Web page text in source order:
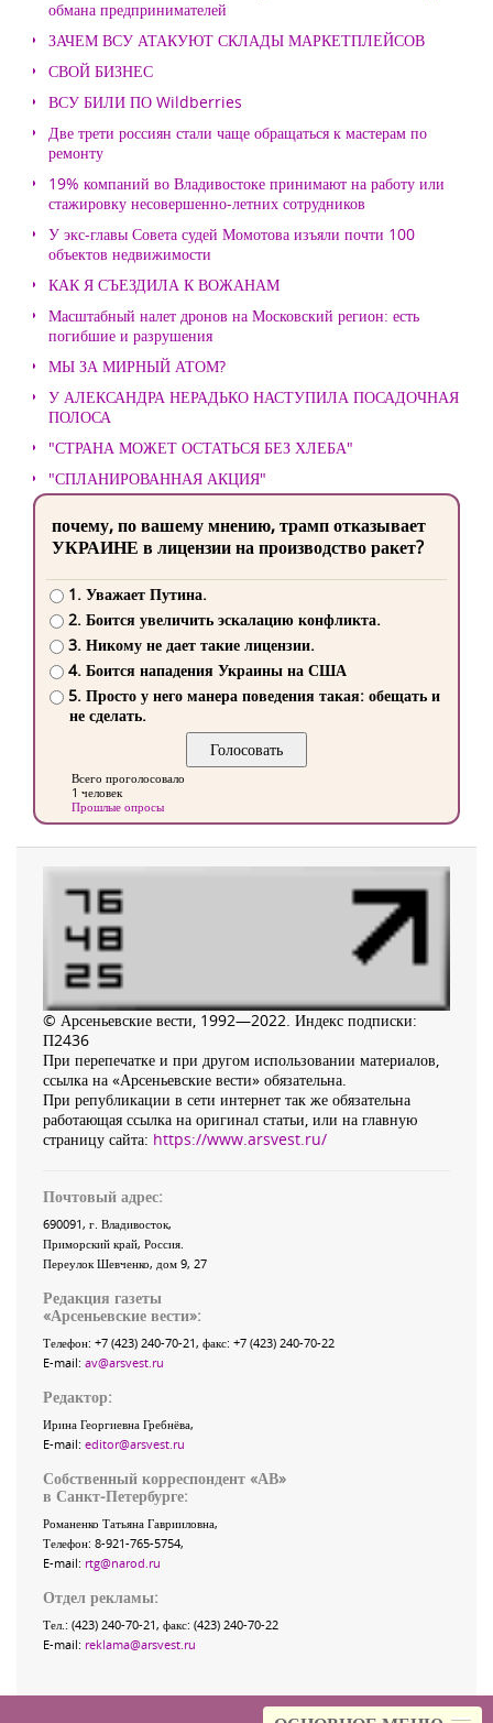
обмана предпринимателей
ЗАЧЕМ ВСУ АТАКУЮТ СКЛАДЫ МАРКЕТПЛЕЙСОВ
СВОЙ БИЗНЕС
ВСУ БИЛИ ПО Wildberries
Две трети россиян стали чаще обращаться к мастерам по
ремонту
19% компаний во Владивостоке принимают на работу или
стажировку несовершенно-летних сотрудников
У экс-главы Совета судей Момотова изъяли почти 100
объектов недвижимости
КАК Я СЪЕЗДИЛА К ВОЖАНАМ
Масштабный налет дронов на Московский регион: есть
погибшие и разрушения
МЫ ЗА МИРНЫЙ АТОМ?
У АЛЕКСАНДРА НЕРАДЬКО НАСТУПИЛА ПОСАДОЧНАЯ
ПОЛОСА
"СТРАНА МОЖЕТ ОСТАТЬСЯ БЕЗ ХЛЕБА"
"СПЛАНИРОВАННАЯ АКЦИЯ"
почему, по вашему мнению, трамп отказывает
УКРАИНЕ в лицензии на производство ракет?
1. Уважает Путина.
2. Боится увеличить эскалацию конфликта.
3. Никому не дает такие лицензии.
4. Боится нападения Украины на США
5. Просто у него манера поведения такая: обещать и
не сделать.
Всего проголосовало
1 человек
Прошлые опросы
© Арсеньевские вести, 1992—2022. Индекс подписки:
П2436
При перепечатке и при другом использовании материалов,
ссылка на «Арсеньевские вести» обязательна.
При републикации в сети интернет так же обязательна
работающая ссылка на оригинал статьи, или на главную
страницу сайта: https://www.arsvest.ru/
Почтовый адрес:
690091, г. Владивосток,
Приморский край, Россия
Переулок Шевченко, дом 9, 27
Редакция газеты
«Арсеньевские вести»:
Телефон: +7 (423) 240-70-21, факс: +7 (423) 240-70-22
E-mail: av@arsvest.ru
Редактор:
Ирина Георгиевна Гребнёва,
E-mail: editor@arsvest.ru
Собственный корреспондент «АВ»
в Санкт-Петербурге:
Романенко Татьяна Гаврииловна,
Телефон: 8-921-765-5754,
E-mail: rtg@narod.ru
Отдел рекламы:
Тел.: (423) 240-70-21, факс: (423) 240-70-22
E-mail: reklama@arsvest.ru